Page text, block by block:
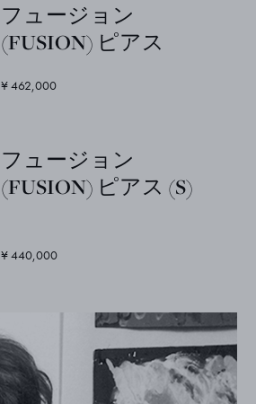
フュージョン
(FUSION) ピアス
¥ 462,000
フュージョン
(FUSION) ピアス (S)
¥ 440,000